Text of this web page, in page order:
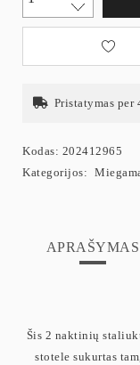
Pristatymas per
Kodas: 202412965
Kategorijos:
APRAŠYMAS
Šis 2 naktinių
stotele sukurtas